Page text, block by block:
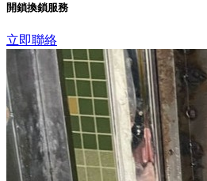
開鎖換鎖服務
立即聯絡